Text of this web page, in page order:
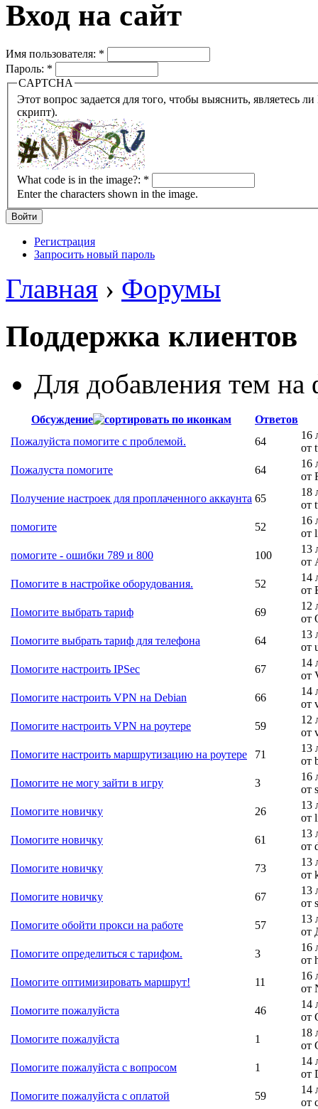
Вход на сайт
Имя пользователя: *
Пароль: *
CAPTCHA
Этот вопрос задается для того, чтобы выяснить, являетесь ли Вы человеком или представляете из себя робота
скрипт).
What code is in the image?: *
Enter the characters shown in the image.
Регистрация
Запросить новый пароль
Главная › Форумы
Поддержка клиентов
Для добавления тем
Обсуждение
Ответов
Пожалуйста помогите с проблемой.
64
16
от
Пожалуста помогите
64
16
от
Получение настроек для проплаченного аккаунта 65
18
от
помогите
52
16
от
помогите - ошибки 789 и 800
100
13
от
Помогите в настройке оборудования.
52
14
от
Помогите выбрать тариф
69
12
от
Помогите выбрать тариф для телефона
64
13
от
Помогите настроить IPSec
67
14
от
Помогите настроить VPN на Debian
66
14
от
Помогите настроить VPN на роутере
59
12
от
Помогите настроить маршрутизацию на роутере
71
13
от
Помогите не могу зайти в игру
3
16
от
Помогите новичку
26
13
от
Помогите новичку
61
13
от
Помогите новичку
73
13
от
Помогите новичку
67
13
от
Помогите обойти прокси на работе
57
13
от
Помогите определиться с тарифом.
3
16
от
Помогите оптимизировать маршрут!
11
16
от
Помогите пожалуйста
46
14
от
Помогите пожалуйста
1
18
от
Помогите пожалуйста с вопросом
1
14
от
Помогите пожалуйста с оплатой
59
14
от